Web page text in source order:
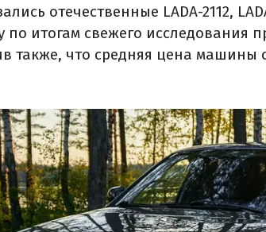
отечественные LADA-2112,
по итогам свежего исследования
также, что средняя цена машины